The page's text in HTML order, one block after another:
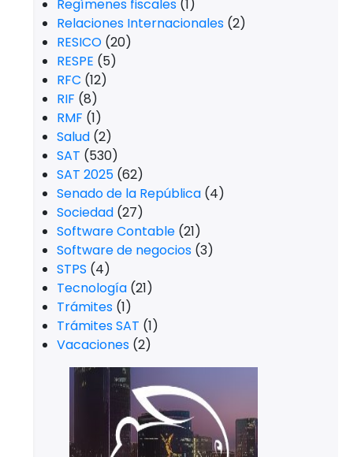
Regímenes fiscales (1)
Relaciones Internacionales (2)
RESICO (20)
RESPE (5)
RFC (12)
RIF (8)
RMF (1)
Salud (2)
SAT (530)
SAT 2025 (62)
Senado de la República (4)
Sociedad (27)
Software Contable (21)
Software de negocios (3)
STPS (4)
Tecnología (21)
Trámites (1)
Trámites SAT (1)
Vacaciones (2)